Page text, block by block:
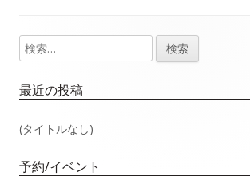
ビ
ゲ
ー
シ
メ
イ
ン
検
索:
最近の投稿
(タイトルなし)
予約/イベント